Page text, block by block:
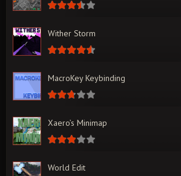
Wither Storm
MacroKey Keybinding
Xaero’s Minimap
World Edit